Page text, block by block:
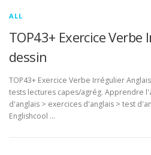
ALL
TOP43+ Exercice
dessin
TOP43+ Exercice Verbe Irrégulier
tests lectures capes/agrég. Apprendre
d'anglais > exercices d'anglais > test
Englishcool …